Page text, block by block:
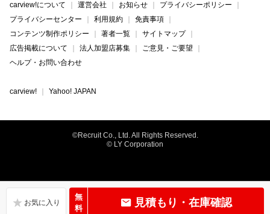
無
料
見積もり・在庫確認
carview!について 運営会社 お知らせ
プライバシーポリシー
プライバシーセンター
利用規約
免責事項
コンテンツ制作ポリシー
著者一覧
サイトマップ
広告掲載について
法人加盟店募集
ご意見・ご要望
ヘルプ・お問い合わせ
carview! Yahoo! JAPAN
©Recruit Co., Ltd. All Rights Reserved.
© LY Corporation